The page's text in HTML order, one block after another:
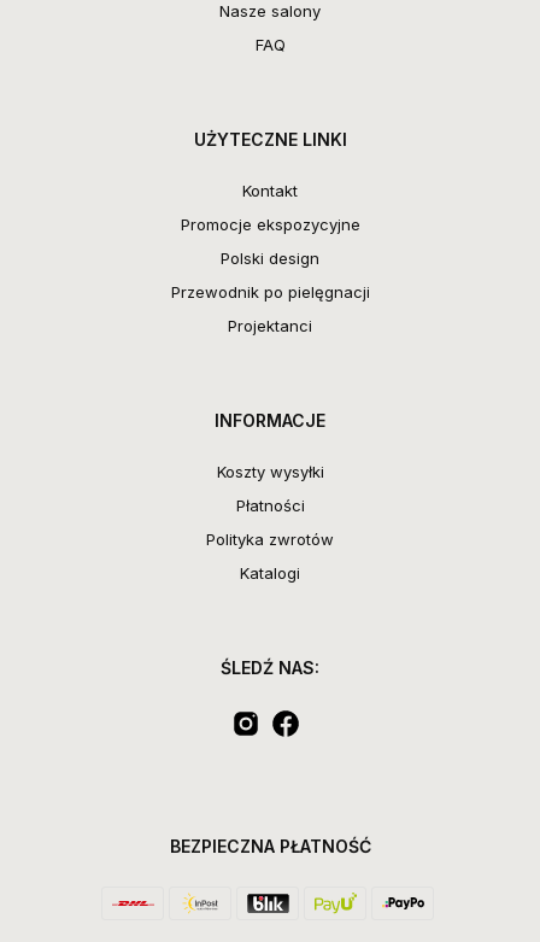
Nasze salony
FAQ
UŻYTECZNE LINKI
Kontakt
Promocje ekspozycyjne
Polski design
Przewodnik po pielęgnacji
Projektanci
INFORMACJE
Koszty wysyłki
Płatności
Polityka zwrotów
Katalogi
ŚLEDŹ NAS:
BEZPIECZNA PŁATNOŚĆ